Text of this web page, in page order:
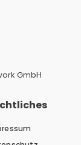
GmbH